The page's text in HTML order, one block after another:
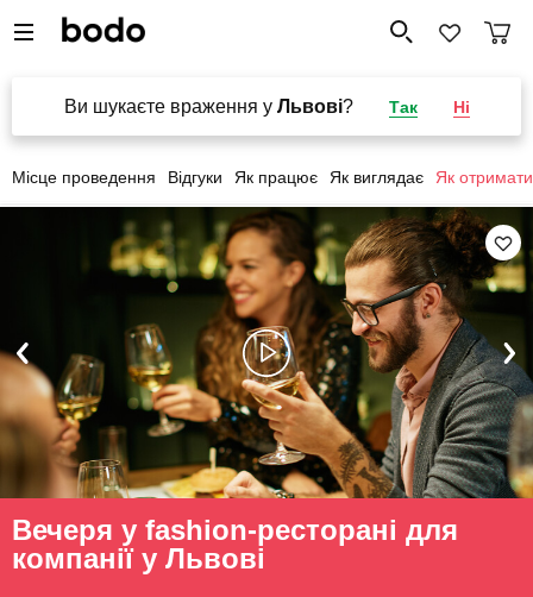
Ви шукаєте враження у Львові? Так Ні
Місце проведення Відгуки Як працює Як виглядає Як отримати
Вечеря у fashion-ресторані для
компанії у Львові